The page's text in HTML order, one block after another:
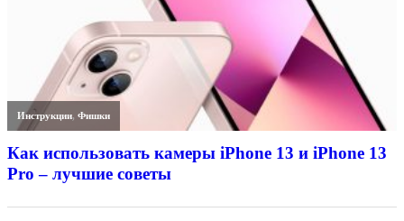
Инструкции,Фишки
Как использовать камеры iPhone 13 и iPhone 13
Pro – лучшие советы